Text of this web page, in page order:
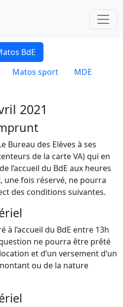
BdE
Matos sport
MDE
2021
Bureau des Elèves à ses
de la carte VA) qui en
l’accueil du BdE aux heures
une fois réservé, ne pourra
des conditions suivantes.
l’accueil du BdE entre 13h
ne pourra être prêté
et d’un versement d’un
ou de la nature